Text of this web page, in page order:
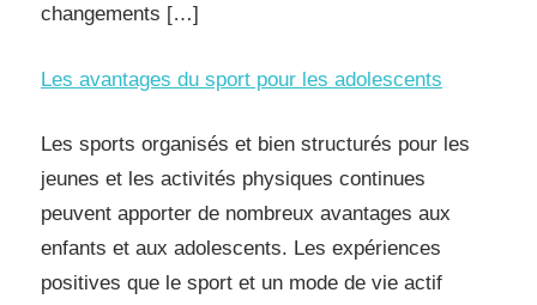
changements […]
Les avantages du sport pour les adolescents
Les sports organisés et bien structurés pour les
jeunes et les activités physiques continues
peuvent apporter de nombreux avantages aux
enfants et aux adolescents. Les expériences
positives que le sport et un mode de vie actif